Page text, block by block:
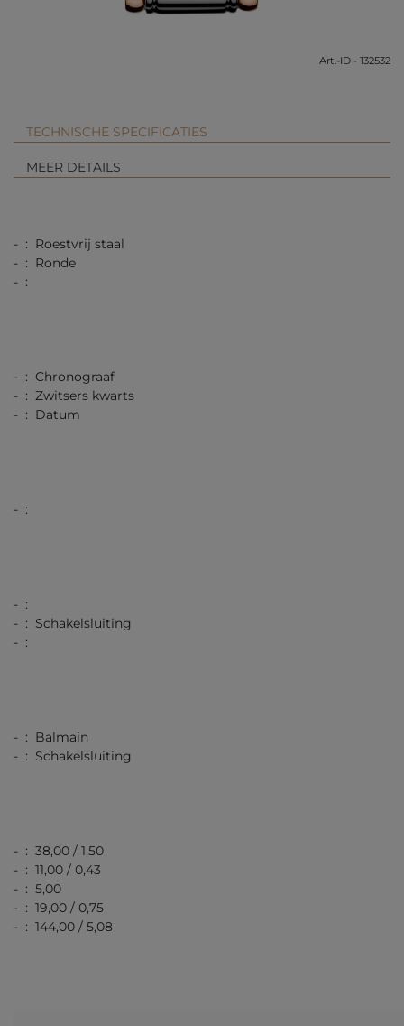
Art.-ID - 132532
TECHNISCHE SPECIFICATIES
MEER DETAILS
- : Roestvrij staal
- : Ronde
- :
- : Chronograaf
- : Zwitsers kwarts
- : Datum
- :
- :
- : Schakelsluiting
- :
- : Balmain
- : Schakelsluiting
- : 38,00 / 1,50
- : 11,00 / 0,43
- : 5,00
- : 19,00 / 0,75
- : 144,00 / 5,08